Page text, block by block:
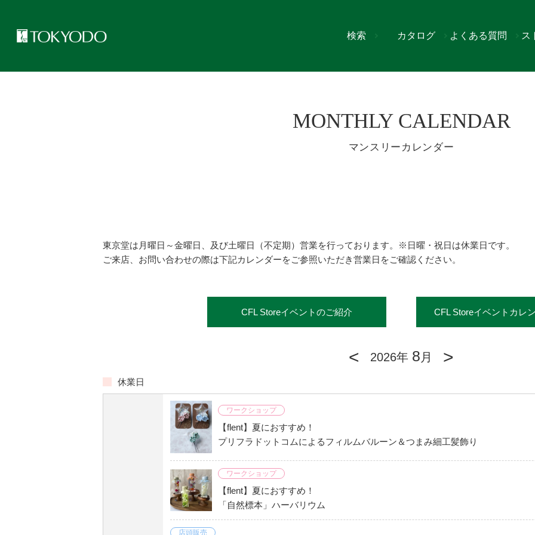
検索 カタログ よくある質問 ス
MONTHLY CALENDAR
マンスリーカレンダー
東京堂は月曜日～金曜日、及び土曜日（不定期）営業を行っております。※日曜・祝日は休業日です。
ご来店、お問い合わせの際は下記カレンダーをご参照いただき営業日をご確認ください。
CFL Storeイベントのご紹介 CFL Storeイベントカレ
< 2026年 8 月 >
休業日
ワークショップ
【flent】夏におすすめ！
プリフラドットコムによるフィルムバルーン＆つまみ細工髪飾り
ワークショップ
【flent】夏におすすめ！
「自然標本」ハーバリウム
店頭販売